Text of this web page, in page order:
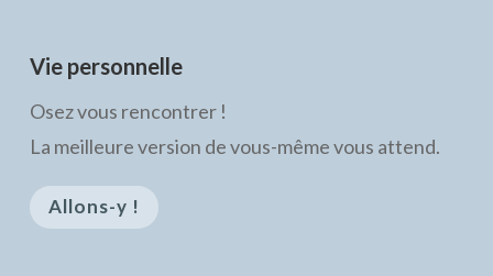
Vie personnelle
Osez vous rencontrer !
La meilleure version de vous-même vous attend.
Allons-y !